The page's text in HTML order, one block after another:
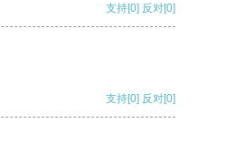
支持[0] 反对[0]
支持[0] 反对[0]